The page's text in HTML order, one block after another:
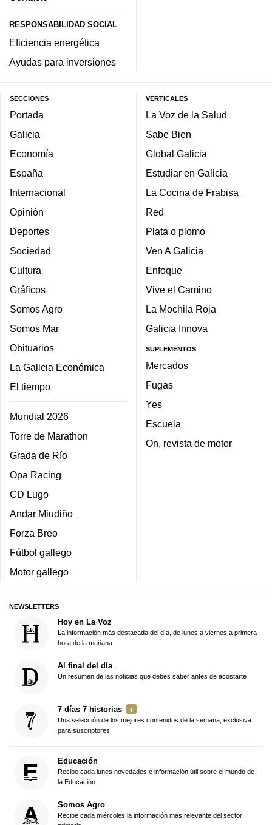
RESPONSABILIDAD SOCIAL
Eficiencia energética
Ayudas para inversiones
SECCIONES
Portada
Galicia
Economía
España
Internacional
Opinión
Deportes
Sociedad
Cultura
Gráficos
Somos Agro
Somos Mar
Obituarios
La Galicia Económica
El tiempo
Mundial 2026
Torre de Marathon
Grada de Río
Opa Racing
CD Lugo
Andar Miudiño
Forza Breo
Fútbol gallego
Motor gallego
VERTICALES
La Voz de la Salud
Sabe Bien
Global Galicia
Estudiar en Galicia
La Cocina de Frabisa
Red
Plata o plomo
Ven A Galicia
Enfoque
Vive el Camino
La Mochila Roja
Galicia Innova
SUPLEMENTOS
Mercados
Fugas
Yes
Escuela
On, revista de motor
NEWSLETTERS
Hoy en La Voz
La información más destacada del día, de lunes a viernes a primera
hora de la mañana
Al final del día
Un resumen de las noticias que debes saber antes de acostarte
7 días 7 historias
Una selección de los mejores contenidos de la semana, exclusiva
para suscriptores
Educación
Recibe cada lunes novedades e información útil sobre el mundo de
la Educación
Somos Agro
Recibe cada miércoles la información más relevante del sector